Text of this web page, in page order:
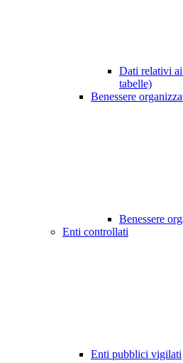
Dati relativi
tabelle)
Benessere
Benessere
Enti controllati
Enti pubblici vigilati